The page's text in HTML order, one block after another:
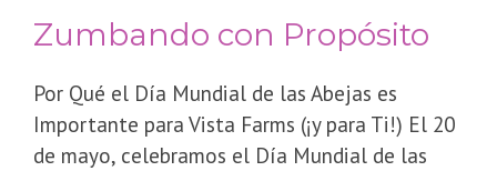
Zumbando con Propósito
Por Qué el Día Mundial de las Abejas es
Importante para Vista Farms (¡y para Ti!) El 20
de mayo, celebramos el Día Mundial de las